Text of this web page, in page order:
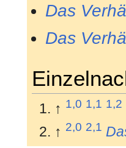
Das
Das
↑ 1,0 1,1 1,2
↑ 2,0 2,1